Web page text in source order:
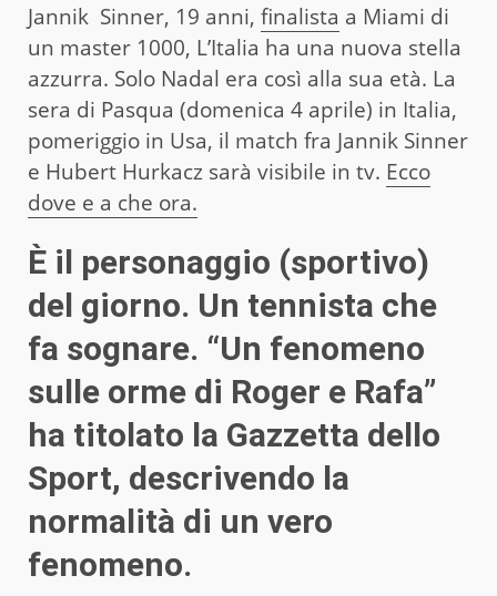
Jannik Sinner, 19 anni, finalista a Miami di
un master 1000, L’Italia ha una nuova stella
azzurra. Solo Nadal era così alla sua età. La
sera di Pasqua (domenica 4 aprile) in Italia,
pomeriggio in Usa, il match fra Jannik Sinner
e Hubert Hurkacz sarà visibile in tv. Ecco
dove e a che ora.
È il personaggio (sportivo)
del giorno. Un tennista che
fa sognare. “Un fenomeno
sulle orme di Roger e Rafa”
ha titolato la Gazzetta dello
Sport, descrivendo la
normalità di un vero
fenomeno.